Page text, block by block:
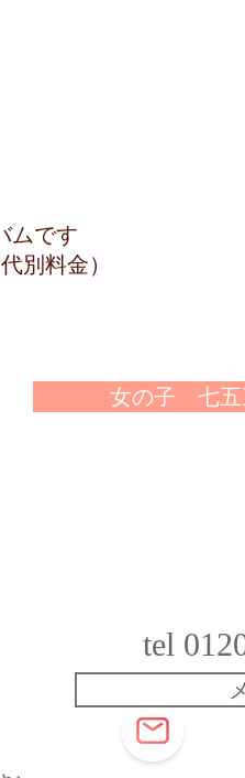
ムです
料金）
女の子 七五
メール
tel